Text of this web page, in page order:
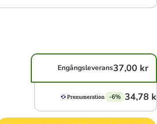
Engångsleverans37,00 kr
-6% 34,78